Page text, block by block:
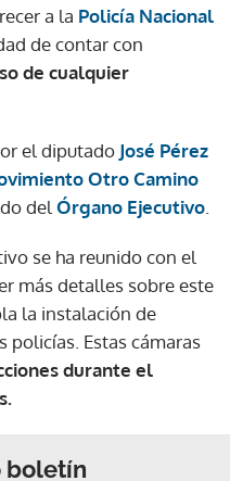
a la Policía Nacional
de contar con
de cualquier
el diputado José Pérez
Otro Camino
del Órgano Ejecutivo
se ha reunido con el
más detalles sobre este
la instalación de
policías. Estas cámaras
durante el
boletín